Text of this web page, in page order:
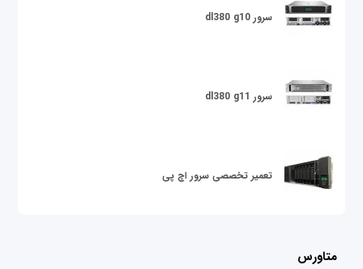
سرور dl380 g10
سرور dl380 g11
تعمیر تخصصی سرور اچ پی
متاورس